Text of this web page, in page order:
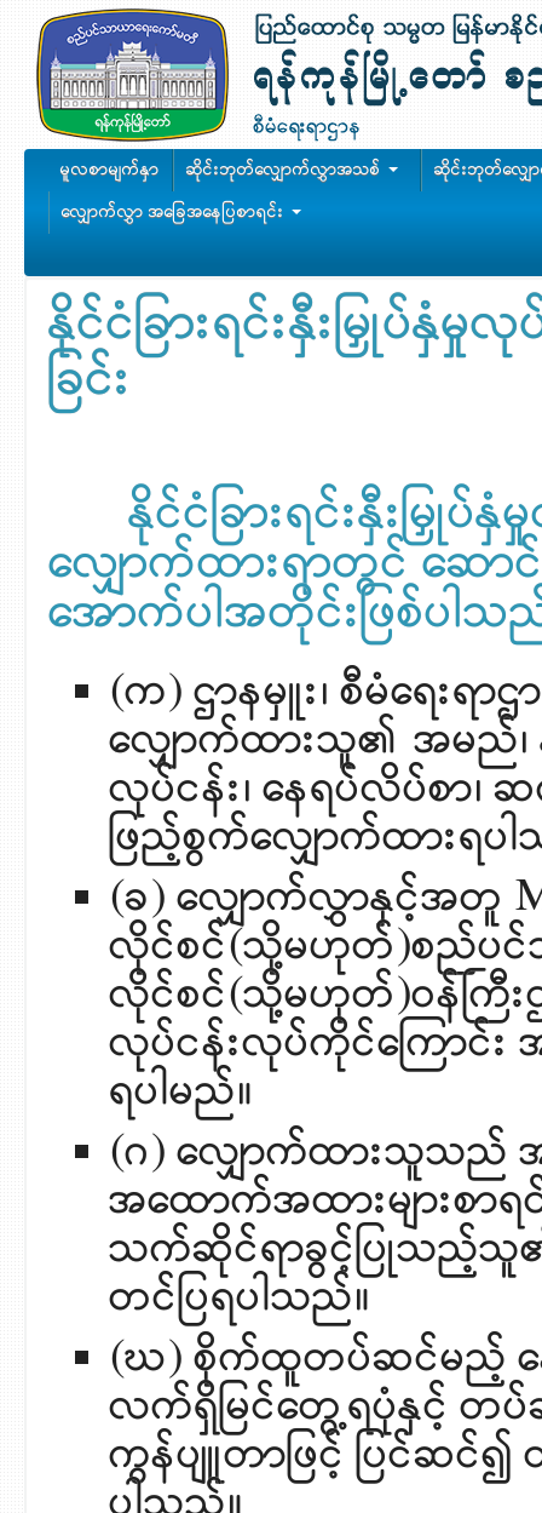
မူလစာမျက်နှာ ဆိုင်းဘုတ်လျှောက်လွှာအသစ်
ဆိုင်းဘုတ်လျှေ
လျှောက်လွှာ အခြေအနေပြစာရင်း
နိုင်ငံခြားရင်းနှီးမြှုပ်နှံ
ခြင်း
နိုင်ငံခြားရင်းနှီးမြှုပ်
လျှောက်ထားရာတွင် ဆေ
အောက်ပါအတိုင်းဖြစ်ပါသ
(က) ဌာနမှူး၊ စီမံရေးရ
လျှောက်ထားသူ၏ အမည်၊
လုပ်ငန်း၊ နေရပ်လိပ်စာ၊
ဖြည့်စွက်လျှောက်ထားရပ
(ခ) လျှောက်လွှာနှင့်အတူ
လိုင်စင်(သို့မဟုတ်)စည်ပင်
လိုင်စင်(သို့မဟုတ်)ဝန်ကြီး
လုပ်ငန်းလုပ်ကိုင်ကြောင်း
ရပါမည်။
(ဂ) လျှောက်ထားသူသည်
အထောက်အထားများစာရ
သက်ဆိုင်ရာခွင့်ပြုသည့်သူ
တင်ပြရပါသည်။
(ဃ) စိုက်ထူတပ်ဆင်မည့် နေ
လက်ရှိမြင်တွေ့ရပုံနှင့် တပ်
ကွန်ပျူတာဖြင့် ပြင်ဆင်၍